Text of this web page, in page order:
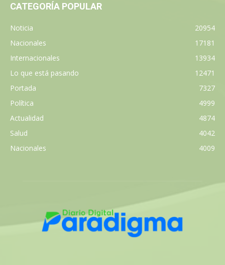
CATEGORÍA POPULAR
Noticia
20954
Nacionales
17181
Internacionales
13934
Lo que está pasando
12471
Portada
7327
Política
4999
Actualidad
4874
Salud
4042
Nacionales
4009